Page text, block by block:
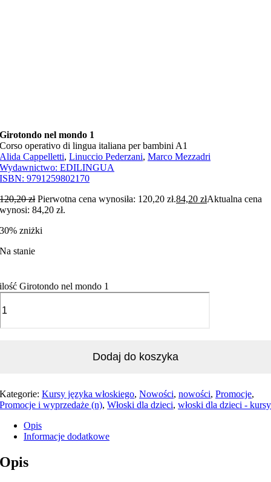
Girotondo nel mondo 1
Corso operativo di lingua italiana per bambini A1
Alida Cappelletti,Linuccio Pederzani,Marco Mezzadri
Wydawnictwo:EDILINGUA
ISBN:9791259802170
120,20zł Pierwotna cena wynosiła: 120,20 zł.84,20złAktualna cena
wynosi: 84,20 zł.
30% zniżki
Na stanie
ilość Girotondo nel mondo 1
Dodaj do koszyka
Kategorie:Kursy języka włoskiego,Nowości,nowości,Promocje,
Promocje i wyprzedaże (n),Włoski dla dzieci,włoski dla dzieci - kursy
Opis
Informacje dodatkowe
Opis